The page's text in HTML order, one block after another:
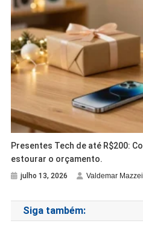
Presentes Tech de até R$200: Como acertar no presente sem
estourar o orçamento.
julho 13, 2026 Valdemar Mazzei
Siga também: